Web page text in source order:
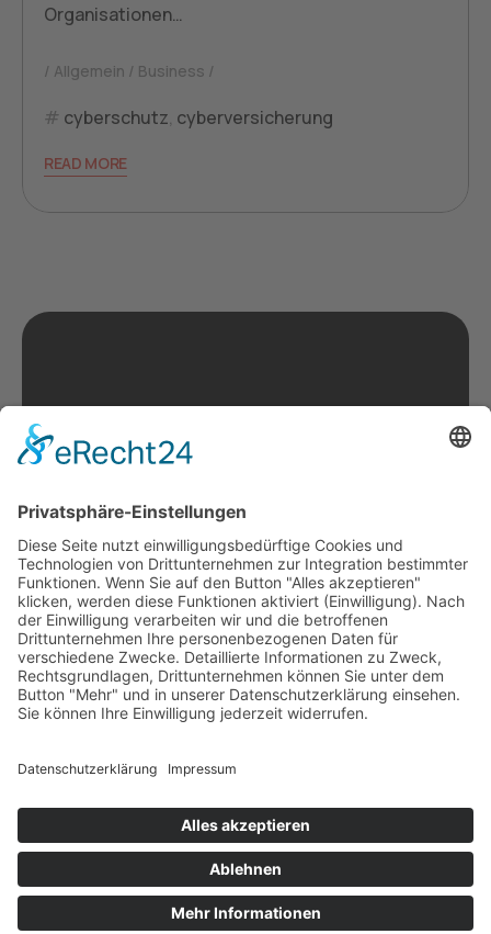
Organisationen…
Allgemein Business
cyberschutz, cyberversicherung
READ MORE
Impressum
Allgemeine Geschäftsbedingungen
© copyright 2026 by neonotu . security. All rights
reserved.